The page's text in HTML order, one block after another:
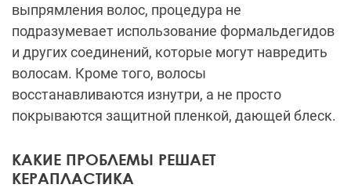
выпрямления волос, процедура не
подразумевает использование формальдегидов
и других соединений, которые могут навредить
волосам. Кроме того, волосы
восстанавливаются изнутри, а не просто
покрываются защитной пленкой, дающей блеск.
КАКИЕ ПРОБЛЕМЫ РЕШАЕТ
КЕРАПЛАСТИКА